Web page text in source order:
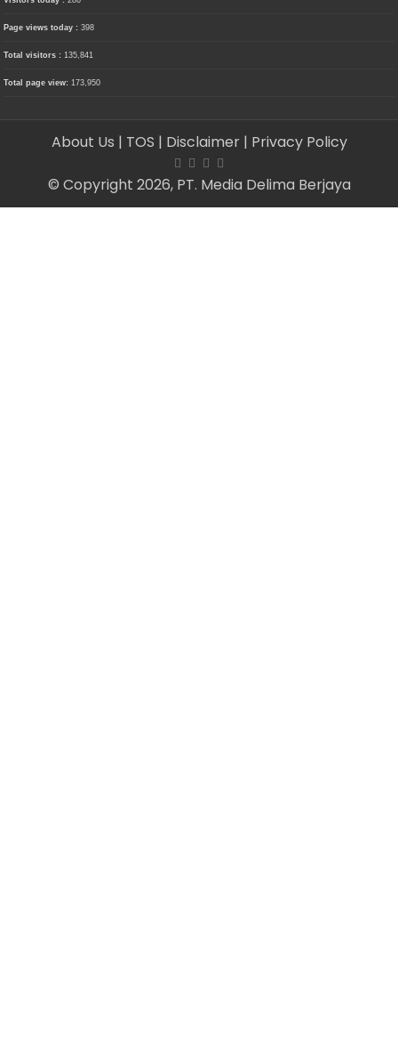
Page views today :398
Total visitors :135,841
Total page view:173,950
About Us | TOS | Disclaimer | Privacy Policy
© Copyright 2026, PT. Media Delima Berjaya